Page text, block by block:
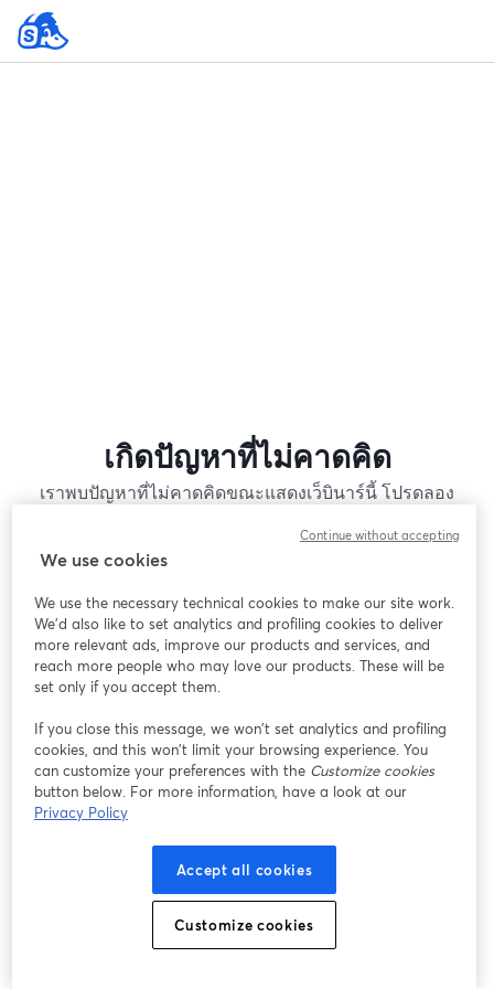
เกิดปัญหาที่ไม่คาดคิด
เราพบปัญหาที่ไม่คาดคิดขณะแสดงเว็บินาร์นี้ โปรดลอง
หากมีปัญหา
เปิดในแท็บใหม่
We use cookies
We use the necessary technical cookies to make our site work.
We'd also like to set analytics and profiling cookies to deliver
more relevant ads, improve our products and services, and
reach more people who may love our products. These will be
set only if you accept them.
If you close this message, we won’t set analytics and profiling
cookies, and this won’t limit your browsing experience. You
can customize your preferences with the Customize cookies
button below. For more information, have a look at our
Privacy Policy
Accept all cookies
Customize cookies
Continue without accepting